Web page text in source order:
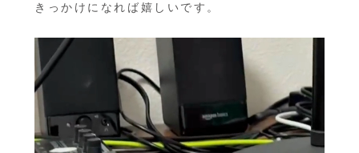
きっかけになれば嬉しいです。